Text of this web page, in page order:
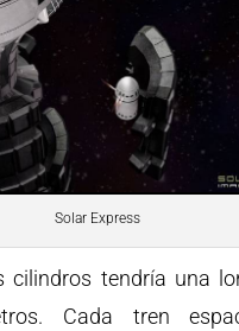
Solar Express
cilindros tendría una
Cada tren